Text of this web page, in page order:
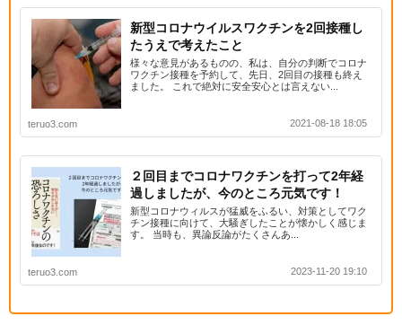
新型コロナウイルスワクチンを2回接種し
たうえで考えたこと
様々な意見があるものの、私は、自分の判断でコロナ
ワクチン接種を予約して、先日、2回目の接種も終え
ました。 これで絶対に安全安心とは言えない...
teruo3.com 2021-08-18 18:05
２回目までコロナワクチンを打って2年経
過しましたが、今のところ元気です！
新型コロナウィルスが猛威をふるい、対策としてワク
チン接種に向けて、大騒ぎしたことが懐かしく感じま
す。 当時も、異論反論がたくさんあ...
teruo3.com 2023-11-20 19:10